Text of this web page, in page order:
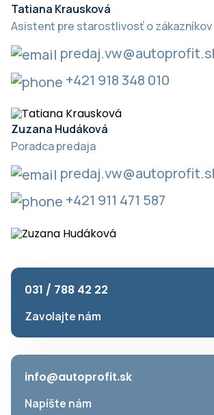
Tatiana Krausková
Asistent pre starostlivosť o zákazníkov
+421 918 348 010
Zuzana Hudáková
Poradca predaja
+421 911 471 587
031 / 788 42 22
Zavolajte nám
info@autoprofit.sk
Napíšte nám